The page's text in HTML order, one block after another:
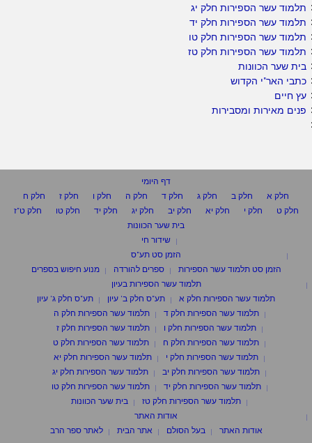
תלמוד עשר הספירות חלק יג
תלמוד עשר הספירות חלק יד
תלמוד עשר הספירות חלק טו
תלמוד עשר הספירות חלק טז
בית שער הכוונות
כתבי האר"י הקדוש
עץ חיים
פנים מאירות ומסבירות
דף היומי
חלק א
חלק ב חלק ג חלק ד חלק ה חלק ו חלק ז
חלק ח
חלק ט
חלק י חלק יא חלק יב חלק יג חלק יד חלק טו
חלק ט"ז
בית שער הכוונות
שידור חי
הזמן סט תע"ס
הזמן סט תלמוד עשר הספירות
ספרים להורדה
מנוע חיפוש בספרים
תלמוד עשר הספירות בעיון
תלמוד עשר הספירות חלק א
תע"ס חלק ב' עיון
תע"ס חלק ג' עיון
תלמוד עשר הספירות חלק ד
תלמוד עשר הספירות חלק ה
תלמוד עשר הספירות חלק ו
תלמוד עשר הספירות חלק ז
תלמוד עשר הספירות חלק ח
תלמוד עשר הספירות חלק ט
תלמוד עשר הספירות חלק י
תלמוד עשר הספירות חלק יא
תלמוד עשר הספירות חלק יב
תלמוד עשר הספירות חלק יג
תלמוד עשר הספירות חלק יד
תלמוד עשר הספירות חלק טו
תלמוד עשר הספירות חלק טז
בית שער הכוונות
אודות האתר
אודות האתר
בעל הסולם אתר הבית
לאתר ספר הרב